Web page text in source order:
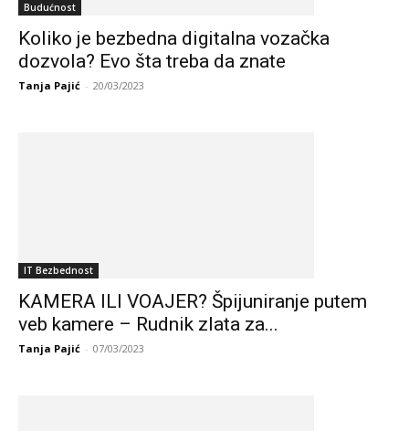
Budućnost
Koliko je bezbedna digitalna vozačka
dozvola? Evo šta treba da znate
Tanja Pajić - 20/03/2023
IT Bezbednost
KAMERA ILI VOAJER? Špijuniranje putem
veb kamere – Rudnik zlata za...
Tanja Pajić - 07/03/2023